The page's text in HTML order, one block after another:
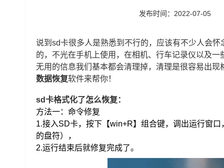
发布时间：2022-07-05
说到sd卡很多人是熟悉到不行的，应该有不少人会
的，不光在手机上使用，在相机、行车记录仪以及
无用的信息我们基本都会清理掉，清理是很容易出
数据恢复软件来帮你！
sd卡格式化了怎么恢复：
方法一：命令修复
1.接入SD卡，按下【win+R】组合键，调出运行窗
的盘符），
2.运行结束后就修复完成了。